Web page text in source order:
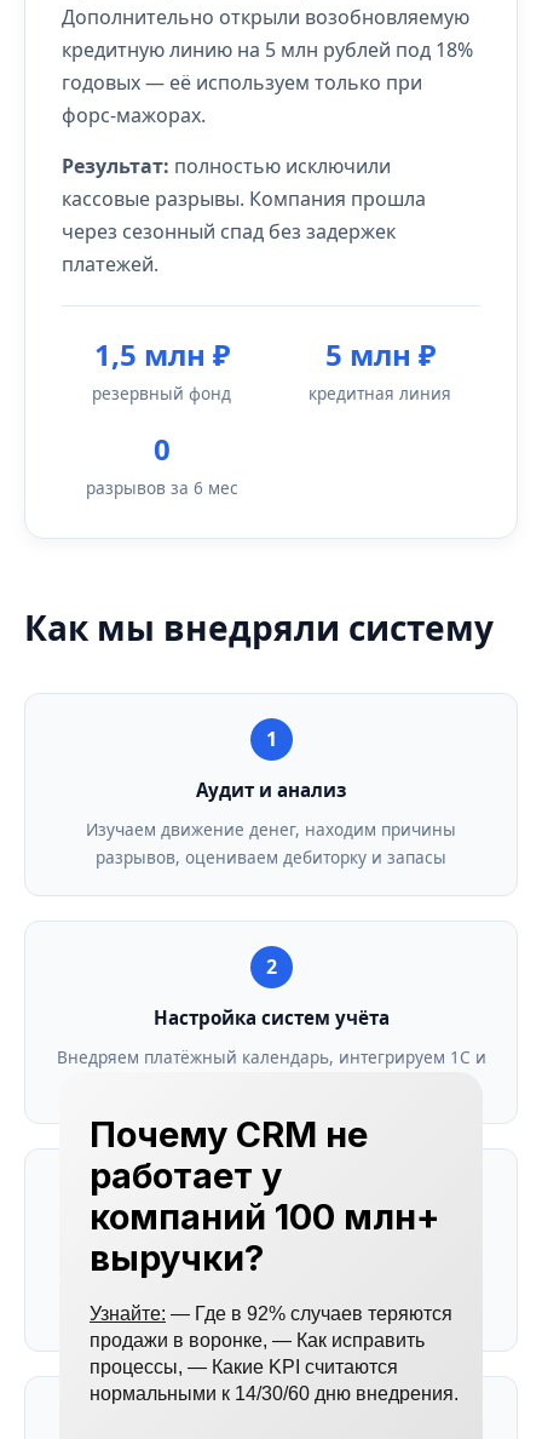
Дополнительно открыли возобновляемую
кредитную линию на 5 млн рублей под 18%
годовых — её используем только при
форс-мажорах.
Результат: полностью исключили
кассовые разрывы. Компания прошла
через сезонный спад без задержек
платежей.
1,5 млн ₽
резервный фонд
5 млн ₽
кредитная линия
0
разрывов за 6 мес
Как мы внедряли систему
1
Аудит и анализ
Изучаем движение денег, находим причины
разрывов, оцениваем дебиторку и запасы
2
Настройка систем учёта
Внедряем платёжный календарь, интегрируем 1С и
3
Автоматизация процессов
Запускаем контроль дебиторки, оптимизируем
запасы, настраиваем уведомления
Почему CRM не
работает у
компаний 100 млн+
выручки?
Узнайте: — Где в 92% случаев теряются
продажи в воронке, — Как исправить
процессы, — Какие KPI считаются
нормальными к 14/30/60 дню внедрения.